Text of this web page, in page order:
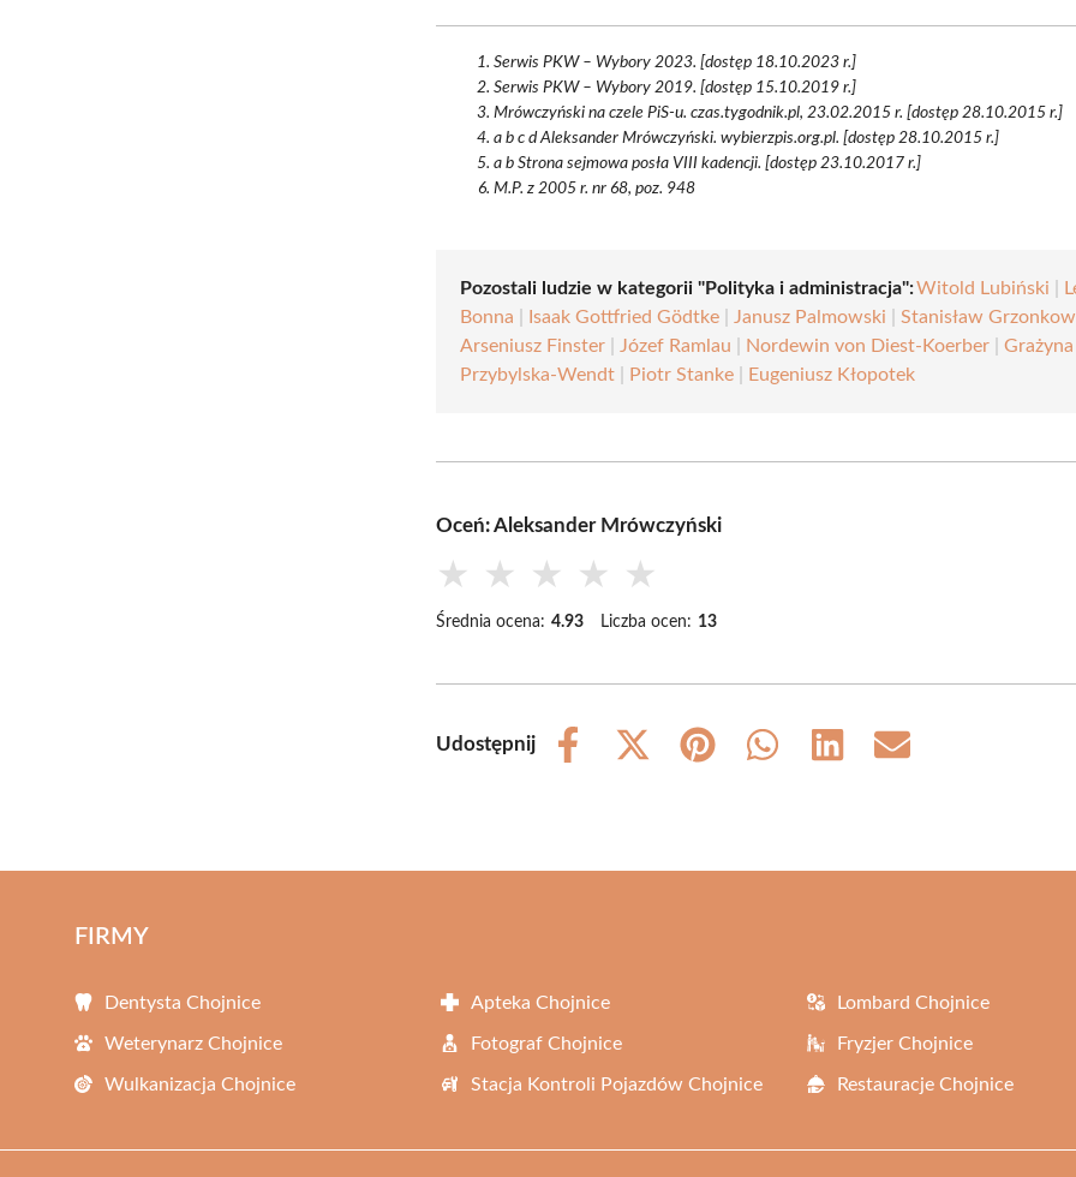
Serwis PKW – Wybory 2023. [dostęp 18.10.2023 r.]
Serwis PKW – Wybory 2019. [dostęp 15.10.2019 r.]
Mrówczyński na czele PiS-u. czas.tygodnik.pl, 23.02.2015 r. [dostęp 28.10.2015 r.]
a b c d Aleksander Mrówczyński. wybierzpis.org.pl. [dostęp 28.10.2015 r.]
a b Strona sejmowa posła VIII kadencji. [dostęp 23.10.2017 r.]
M.P. z 2005 r. nr 68, poz. 948
Pozostali ludzie w kategorii "Polityka i administracja":Witold Lubiński
Bonna
Isaak Gottfried Gödtke Janusz Palmowski |Stanisław
Arseniusz Finster
Józef Ramlau Nordewin von Diest-Koerber |Grażyna
Przybylska-Wendt
Piotr Stanke Eugeniusz Kłopotek
Oceń: Aleksander Mrówczyński
★ ★ ★ ★ ★
Średnia ocena: 4.93 Liczba ocen: 13
Udostępnij
Share
Share
Share
Share
Share
Share
FIRMY
Dentysta Chojnice Apteka Chojnice Lombard Chojnice
Weterynarz Chojnice Fotograf Chojnice Fryzjer Chojnice
Wulkanizacja Chojnice Stacja Kontroli Pojazdów Chojnice Restauracje Chojnice